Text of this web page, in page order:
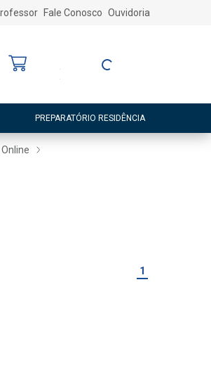
Fale Conosco Ouvidoria
Entre ou Cadastre-
PREPARATÓRIO RESIDÊNCIA
Online
1